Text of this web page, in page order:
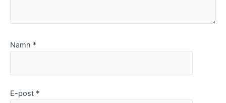
Namn *
E-post *